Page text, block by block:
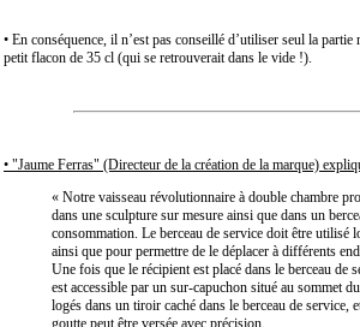
• En conséquence, il n’est pas conseillé d’utiliser seul la
petit flacon de 35 cl (qui se retrouverait dans le vide !).
• "Jaume Ferras" (Directeur de la création de la marque)
« Notre vaisseau révolutionnaire à double chambre
dans une sculpture sur mesure ainsi que dans un
consommation. Le berceau de service doit être utilisé
ainsi que pour permettre de le déplacer à différents
Une fois que le récipient est placé dans le berceau de
est accessible par un sur-capuchon situé au sommet
logés dans un tiroir caché dans le berceau de service,